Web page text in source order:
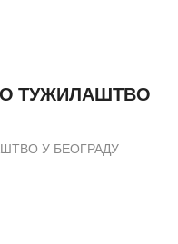
ТУЖИЛАШТВО
У БЕОГРАДУ